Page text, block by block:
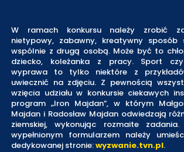
W ramach konkursu należy zrobić
nietypowy, zabawny, kreatywny sposób
wspólnie z drugą osobą. Może być to
dziecko, koleżanka z pracy. Sport czy
wyprawa to tylko niektóre z
uwiecznić na zdjęciu. Z pewnością
wzięcia udziału w konkursie ciekawych
program „Iron Majdan”, w którym
Majdan i Radosław Majdan odwiedzają
ziemskiej, wykonując rozmaite
wypełnionym formularzem należy
dedykowanej stronie:wyzwanie.tvn.pl.